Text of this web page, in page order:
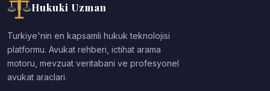
Hukuki Uzman
Turkiye'nin en kapsamli hukuk teknolojisi
platformu. Avukat rehberi, ictihat arama
motoru, mevzuat veritabani ve profesyonel
avukat araclari.